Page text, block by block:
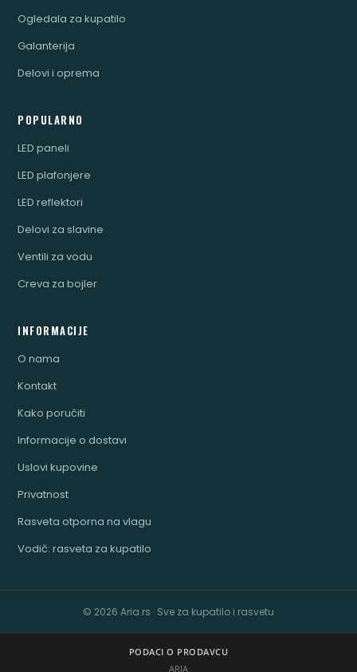
Ogledala za kupatilo
Galanterija
Delovi i oprema
POPULARNO
LED paneli
LED plafonjere
LED reflektori
Delovi za slavine
Ventili za vodu
Creva za bojler
INFORMACIJE
O nama
Kontakt
Kako poručiti
Informacije o dostavi
Uslovi kupovine
Privatnost
Rasveta otporna na vlagu
Vodič: rasveta za kupatilo
© 2026 Aria.rs · Sve za kupatilo i rasvetu
PODACI O PRODAVCU
ARIA